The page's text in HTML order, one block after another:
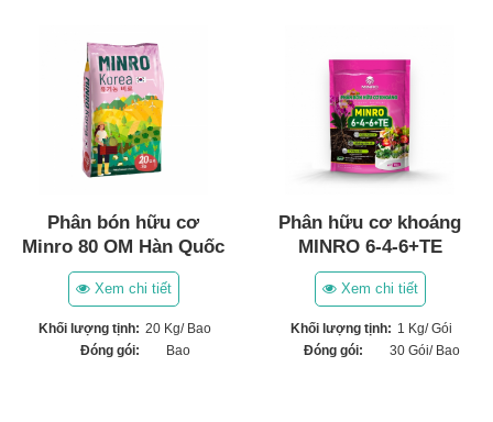
Phân bón hữu cơ
Minro 80 OM Hàn Quốc
Xem chi tiết
Khối lượng tịnh: 20 Kg/ Bao
Đóng gói:
Bao
Phân hữu cơ khoáng
MINRO 6-4-6+TE
Xem chi tiết
Khối lượng tịnh: 1 Kg/ Gói
Đóng gói:
30 Gói/ Bao